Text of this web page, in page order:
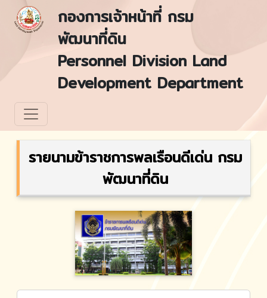
กองการเจ้าหน้าที่ กรม
พัฒนาที่ดิน
Personnel Division Land
Development Department
รายนามข้าราชการพลเรือนดีเด่น กรม
พัฒนาที่ดิน